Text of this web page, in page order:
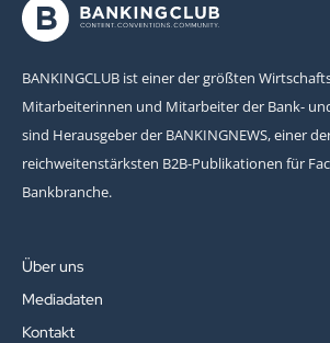
BANKINGCLUB ist einer der größten
Mitarbeiterinnen und Mitarbeiter der Bank-
sind Herausgeber der BANKINGNEWS, einer
reichweitenstärksten B2B-Publikationen für
Bankbranche.
Über uns
Mediadaten
Kontakt